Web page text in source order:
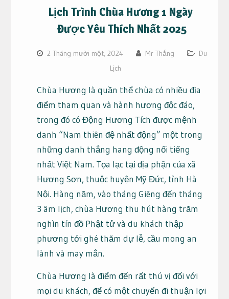
Lịch Trình Chùa Hương 1 Ngày
Được Yêu Thích Nhất 2025
2 Tháng mười một, 2024 Mr Thắng
Du
Lịch
Chùa Hương là quần thể chùa có nhiều địa
điểm tham quan và hành hương độc đáo,
trong đó có Động Hương Tích được mệnh
danh “Nam thiên đệ nhất động” một trong
những danh thắng hang động nổi tiếng
nhất Việt Nam. Tọa lạc tại địa phận của xã
Hương Sơn, thuộc huyện Mỹ Đức, tỉnh Hà
Nội. Hàng năm, vào tháng Giêng đến tháng
3 âm lịch, chùa Hương thu hút hàng trăm
nghìn tín đồ Phật tử và du khách thập
phương tới ghé thăm dự lễ, cầu mong an
lành và may mắn.
Chùa Hương là điểm đến rất thú vị đối với
mọi du khách, để có một chuyến đi thuận lợi